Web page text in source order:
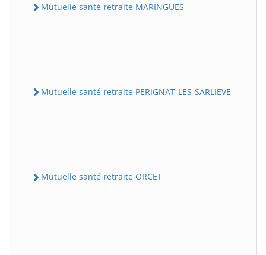
Mutuelle santé retraite MARINGUES
Mutuelle santé retraite PERIGNAT-LES-SARLIEVE
Mutuelle santé retraite ORCET